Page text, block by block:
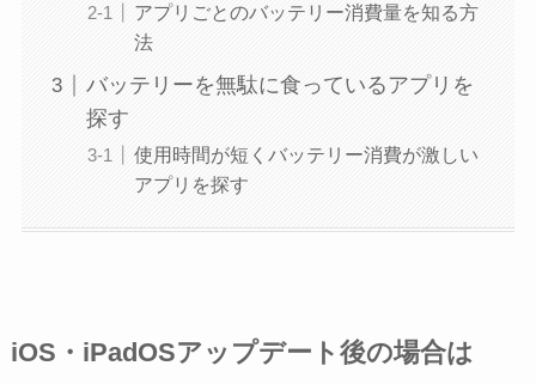
アプリごとのバッテリー消費量を知る方
法
バッテリーを無駄に食っているアプリを
探す
使用時間が短くバッテリー消費が激しい
アプリを探す
iOS・iPadOSアップデート後の場合は